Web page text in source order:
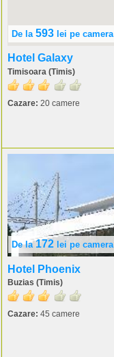
De la 593 lei pe camera
Hotel Galaxy
Timisoara (Timis)
Cazare: 20 camere
De la 172 lei pe camera
Hotel Phoenix
Buzias (Timis)
Cazare: 45 camere